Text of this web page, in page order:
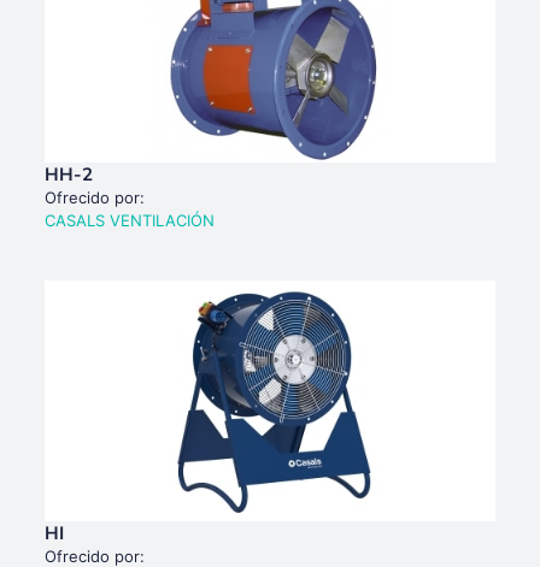
HH-2
Ofrecido por:
CASALS VENTILACIÓN
HI
Ofrecido por: